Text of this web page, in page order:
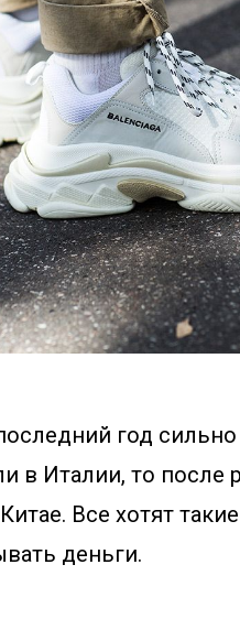
год
в Италии, то после
Все хотят
деньги.